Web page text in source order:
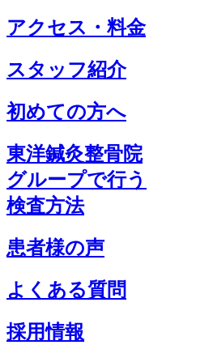
アクセス・料金
スタッフ紹介
初めての方へ
東洋鍼灸整骨院
グループで行う
検査方法
患者様の声
よくある質問
採用情報